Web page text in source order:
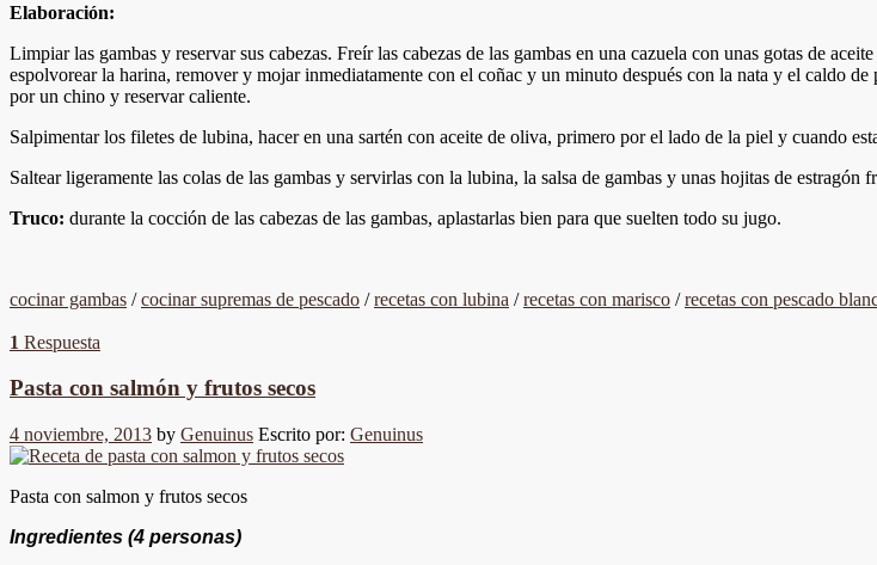
Elaboración:
Limpiar las gambas y reservar sus cabezas. Freír las cabezas de las gambas en una cazuela con unas gotas de
espolvorear la harina, remover y mojar inmediatamente con el coñac y un minuto después con la nata y el caldo
por un chino y reservar caliente.
Salpimentar los filetes de lubina, hacer en una sartén con aceite de oliva, primero por el lado de la piel y cuando
Saltear ligeramente las colas de las gambas y servirlas con la lubina, la salsa de gambas y unas hojitas de estragón
Truco: durante la cocción de las cabezas de las gambas, aplastarlas bien para que suelten todo su jugo.
cocinar gambas /cocinar supremas de pescado /recetas con lubina /recetas con marisco /recetas con pescado
1 Respuesta
Pasta con salmón y frutos secos
4 noviembre, 2013 by Genuinus Escrito por: Genuinus
Pasta con salmon y frutos secos
Ingredientes (4 personas)